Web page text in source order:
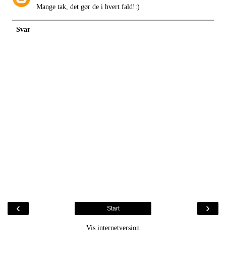
Mange tak, det gør de i hvert fald!:)
Svar
‹ ›
Start
Vis internetversion